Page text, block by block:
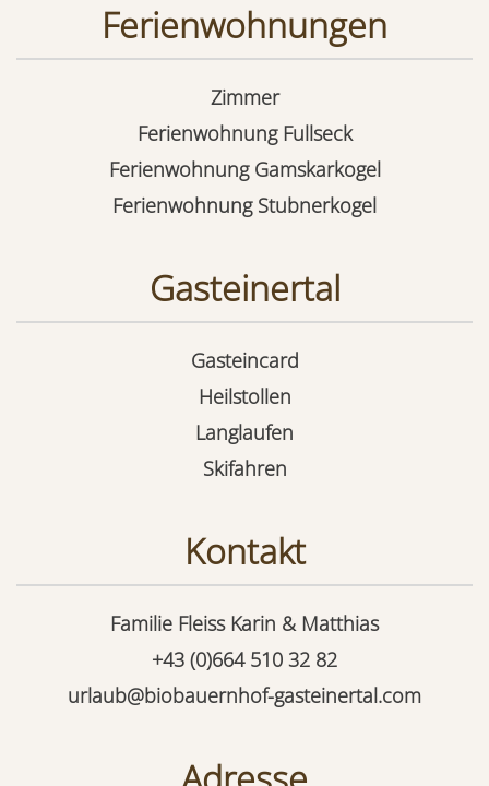
Ferienwohnungen
Zimmer
Ferienwohnung Fullseck
Ferienwohnung Gamskarkogel
Ferienwohnung Stubnerkogel
Gasteinertal
Gasteincard
Heilstollen
Langlaufen
Skifahren
Kontakt
Familie Fleiss Karin & Matthias
+43 (0)664 510 32 82
urlaub@biobauernhof-gasteinertal.com